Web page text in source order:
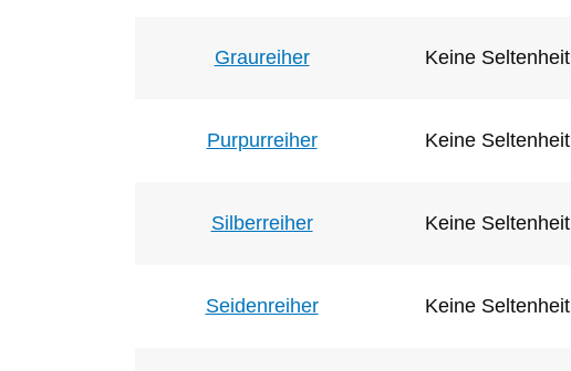
Graureiher Keine Seltenheit
Purpurreiher Keine Seltenheit
Silberreiher Keine Seltenheit
Seidenreiher Keine Seltenheit